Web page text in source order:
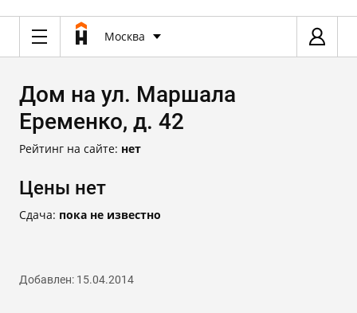
Москва
Дом на ул. Маршала
Еременко, д. 42
Рейтинг на сайте: нет
Цены нет
Сдача: пока не известно
Добавлен: 15.04.2014